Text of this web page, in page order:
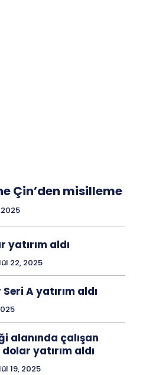
Çin’den misilleme
yatırım aldı
22, 2025
A yatırım aldı
alanında çalışan
yatırım aldı
19, 2025